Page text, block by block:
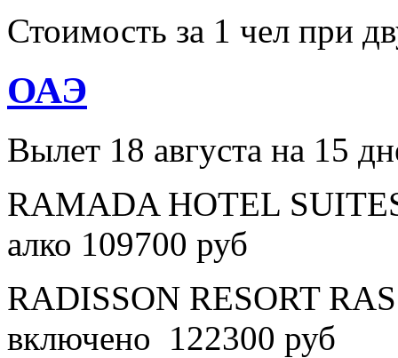
Стоимость за 1 чел при
ОАЭ
Вылет 18 августа на 15
RAMADA HOTEL
алко 109700 руб
RADISSON RESORT
включено 122300 руб